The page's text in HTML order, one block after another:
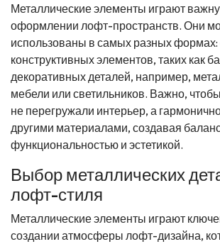
Металлические элементы играют
оформлении лофт-пространств. Они
использованы в самых разных формах:
конструктивных элементов, таких как
декоративных деталей, например,
мебели или светильников. Важно,
не перегружали интерьер, а
другими материалами, создавая
функциональностью и эстетикой.
Выбор металлических
лофт-стиля
Металлические элементы играют
создании атмосферы лофт-дизайна,